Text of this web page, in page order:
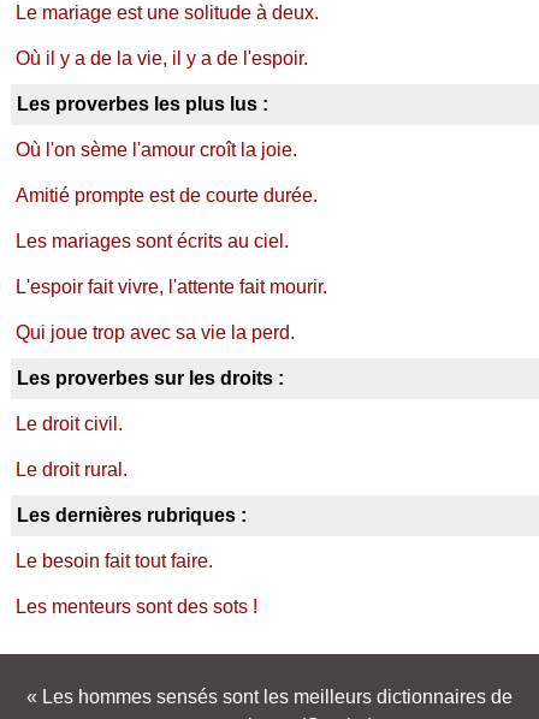
Le mariage est une solitude à deux.
Où il y a de la vie, il y a de l'espoir.
Les proverbes les plus lus :
Où l'on sème l'amour croît la joie.
Amitié prompte est de courte durée.
Les mariages sont écrits au ciel.
L'espoir fait vivre, l'attente fait mourir.
Qui joue trop avec sa vie la perd.
Les proverbes sur les droits :
Le droit civil.
Le droit rural.
Les dernières rubriques :
Le besoin fait tout faire.
Les menteurs sont des sots !
Les hommes sensés sont les meilleurs dictionnaires de